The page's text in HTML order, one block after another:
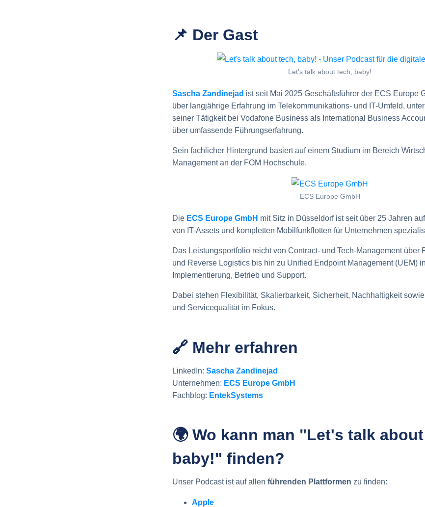
📌 Der Gast
Let's talk about tech, baby!
Sascha Zandinejad ist seit Mai 2025 Geschäftsführer der ECS Europe
über langjährige Erfahrung im Telekommunikations- und IT-Umfeld,
seiner Tätigkeit bei Vodafone Business als International Business
über umfassende Führungserfahrung.
Sein fachlicher Hintergrund basiert auf einem Studium im Bereich
Management an der FOM Hochschule.
ECS Europe GmbH
Die ECS Europe GmbH mit Sitz in Düsseldorf ist seit über 25 Jahren
von IT-Assets und kompletten Mobilfunkflotten für Unternehmen
Das Leistungsportfolio reicht von Contract- und Tech-Management über
und Reverse Logistics bis hin zu Unified Endpoint Management (UEM)
Implementierung, Betrieb und Support.
Dabei stehen Flexibilität, Skalierbarkeit, Sicherheit, Nachhaltigkeit
und Servicequalität im Fokus.
🔗 Mehr erfahren
LinkedIn: Sascha Zandinejad
Unternehmen: ECS Europe GmbH
Fachblog: EntekSystems
🌍 Wo kann man "Let's talk
baby!" finden?
Unser Podcast ist auf allen führenden Plattformen zu finden:
Apple